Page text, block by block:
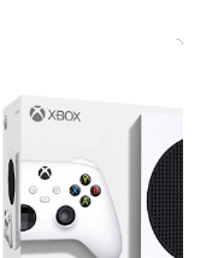
do mandato
pessoal, mas
Ela permite que
nacionais sem medo
desde que no